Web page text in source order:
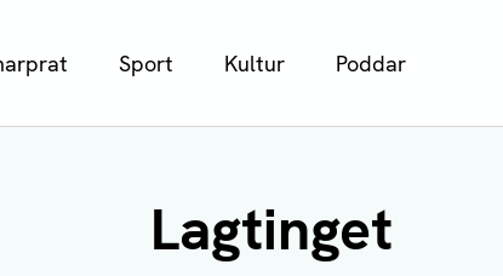
Sport Kultur Poddar
Lagtinget